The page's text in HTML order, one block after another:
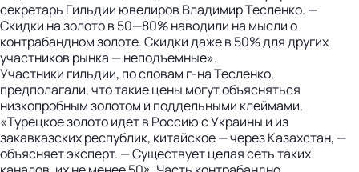
секретарь Гильдии ювелиров Владимир Тесленко. —
Скидки на золото в 50—80% наводили на мысли о
контрабандном золоте. Скидки даже в 50% для других
участников рынка — неподъемные».
Участники гильдии, по словам г-на Тесленко,
предполагали, что такие цены могут объясняться
низкопробным золотом и поддельными клеймами.
«Турецкое золото идет в Россию с Украины и из
закавказских республик, китайское — через Казахстан, —
объясняет эксперт. — Существует целая сеть таких